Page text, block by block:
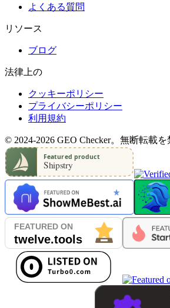
よくある質問
リソース
ブログ
法律上の
クッキーポリシー
プライバシーポリシー
利用規約
© 2024-2026 GEO Checker。無断転載を